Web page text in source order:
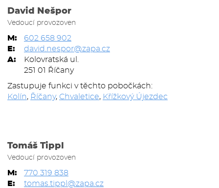
David Nešpor
Vedoucí provozoven
M:
602 658 902
E:
david.nespor@zapa.cz
A:
Kolovratská ul.
251 01 Říčany
Zastupuje funkci v těchto pobočkách:
Kolín, Říčany, Chvaletice, Křížkový Újezdec
Tomáš Tippl
Vedoucí provozoven
M:
770 319 838
E:
tomas.tippl@zapa.cz